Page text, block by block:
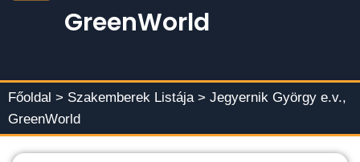
GreenWorld
Főoldal > Szakemberek Listája > Jegyernik György e.v.,
GreenWorld